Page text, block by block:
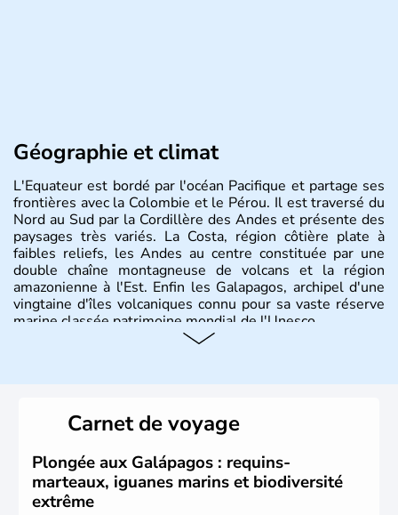
Géographie et climat
L'Equateur est bordé par l'océan Pacifique et partage ses
frontières avec la Colombie et le Pérou. Il est traversé du
Nord au Sud par la Cordillère des Andes et présente des
paysages très variés. La Costa, région côtière plate à
faibles reliefs, les Andes au centre constituée par une
double chaîne montagneuse de volcans et la région
amazonienne à l'Est. Enfin les Galapagos, archipel d'une
vingtaine d'îles volcaniques connu pour sa vaste réserve
marine classée patrimoine mondial de l'Unesco.
Carnet de voyage
Plongée aux Galápagos : requins-
marteaux, iguanes marins et biodiversité
extrême